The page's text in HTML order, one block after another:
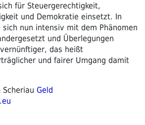
für Steuergerechtigkeit,
und Demokratie einsetzt. In
nun intensiv mit dem Phänomen
und Überlegungen
das heißt
und fairer Umgang damit
Geld